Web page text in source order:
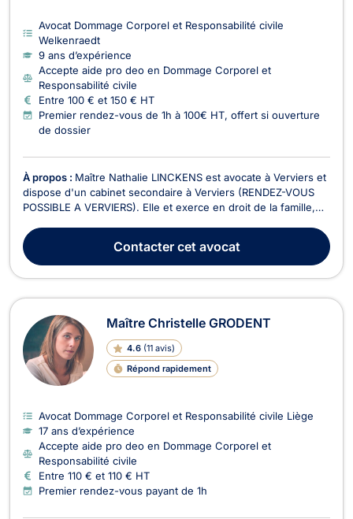
Avocat Dommage Corporel et Responsabilité civile
Welkenraedt
9 ans d’expérience
Accepte aide pro deo en Dommage Corporel et
Responsabilité civile
Entre 100 € et 150 € HT
Premier rendez-vous de 1h à 100€ HT, offert si ouverture
de dossier
À propos : Maître Nathalie LINCKENS est avocate à Verviers et
dispose d'un cabinet secondaire à Verviers (RENDEZ-VOUS
POSSIBLE A VERVIERS). Elle et exerce en droit de la famille,
l’immobilier, en droit des garanties des sûretés et des
mesures d’exécution ainsi qu’en droit des a...
Contactercet avocat
Maître Christelle GRODENT
4.6 (11 avis)
Répond rapidement
Avocat Dommage Corporel et Responsabilité civile Liège
17 ans d’expérience
Accepte aide pro deo en Dommage Corporel et
Responsabilité civile
Entre 110 € et 110 € HT
Premier rendez-vous payant de 1h